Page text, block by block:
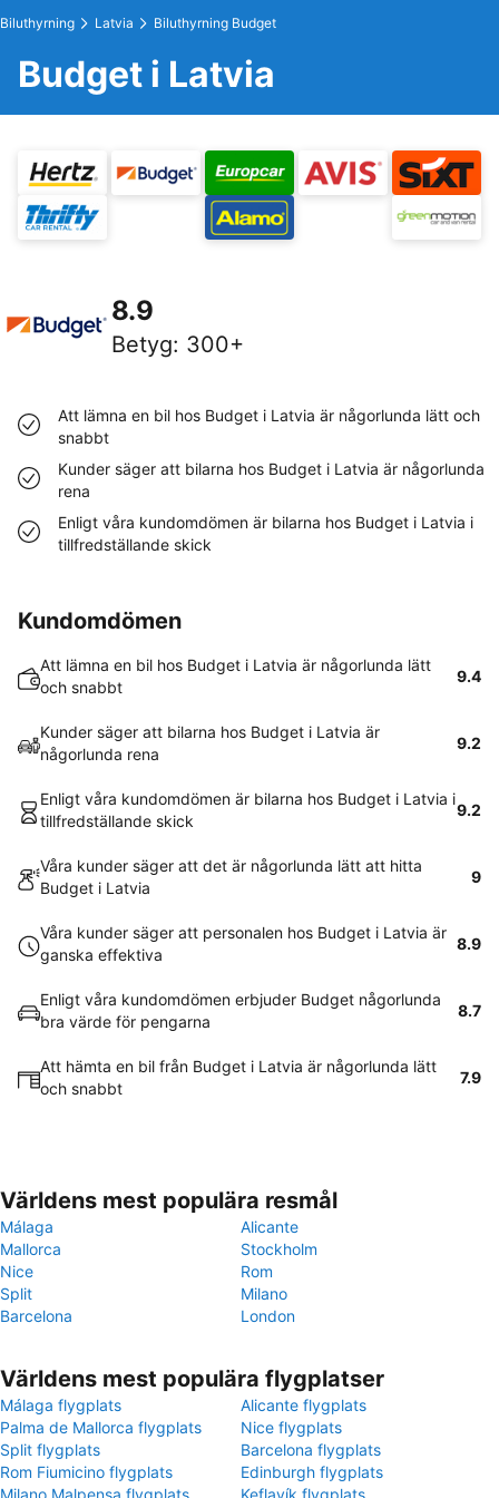
Biluthyrning Latvia Biluthyrning Budget
Budget i Latvia
8.9
Betyg: 300+
Att lämna en bil hos Budget i Latvia är någorlunda lätt och
snabbt
Kunder säger att bilarna hos Budget i Latvia är någorlunda
rena
Enligt våra kundomdömen är bilarna hos Budget i Latvia i
tillfredställande skick
Kundomdömen
Att lämna en bil hos Budget i Latvia är någorlunda lätt
och snabbt
9.4
Kunder säger att bilarna hos Budget i Latvia är
någorlunda rena
9.2
Enligt våra kundomdömen är bilarna hos Budget i Latvia i
tillfredställande skick
9.2
Våra kunder säger att det är någorlunda lätt att hitta
Budget i Latvia
9
Våra kunder säger att personalen hos Budget i Latvia är
ganska effektiva
8.9
Enligt våra kundomdömen erbjuder Budget någorlunda
bra värde för pengarna
8.7
Att hämta en bil från Budget i Latvia är någorlunda lätt
och snabbt
7.9
Världens mest populära resmål
Málaga
Alicante
Mallorca
Stockholm
Nice
Rom
Split
Milano
Barcelona
London
Världens mest populära flygplatser
Málaga flygplats
Alicante flygplats
Palma de Mallorca flygplats
Nice flygplats
Split flygplats
Barcelona flygplats
Rom Fiumicino flygplats
Edinburgh flygplats
Milano Malpensa flygplats
Keflavík flygplats